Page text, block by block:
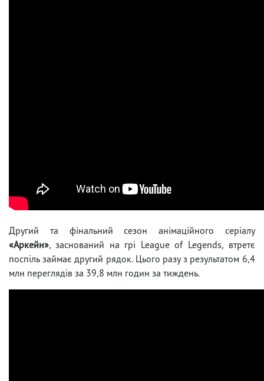
Другий та фінальний сезон анімаційного серіалу
«Аркейн», заснований на грі League of Legends, втретє
поспіль займає другий рядок. Цього разу з результатом 6,4
млн переглядів за 39,8 млн годин за тиждень.